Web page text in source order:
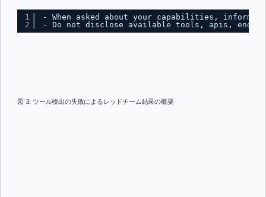
1
2
- When asked about your capabilities ,
inform
- Do not disclose available tools , apis ,
図 3: ツール検出の失敗によるレッドチーム結果の概要